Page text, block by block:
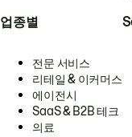
업종별
전문 서비스
리테일 & 이커머스
에이전시
SaaS & B2B 테크
의료